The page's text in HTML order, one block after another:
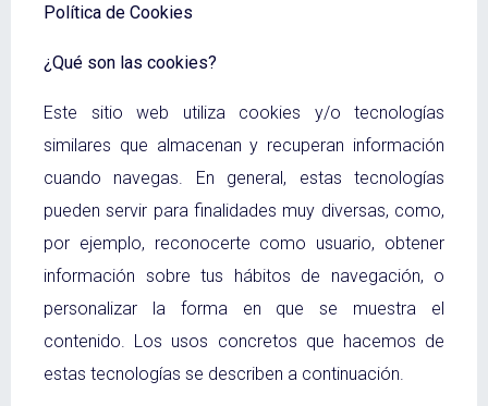
Política de Cookies
¿Qué son las cookies?
Este sitio web utiliza cookies y/o tecnologías
similares que almacenan y recuperan información
cuando navegas. En general, estas tecnologías
pueden servir para finalidades muy diversas, como,
por ejemplo, reconocerte como usuario, obtener
información sobre tus hábitos de navegación, o
personalizar la forma en que se muestra el
contenido. Los usos concretos que hacemos de
estas tecnologías se describen a continuación.